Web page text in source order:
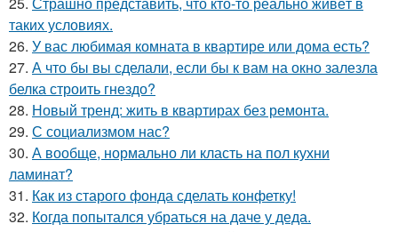
таких условиях.
26. У вас любимая комната в квартире или дома есть?
27. А что бы вы сделали, если бы к вам на окно залезла
белка строить гнездо?
28. Новый тренд: жить в квартирах без ремонта.
29. С социализмом нас?
30. А вообще, нормально ли класть на пол кухни
ламинат?
31. Как из старого фонда сделать конфетку!
32. Когда попытался убраться на даче у деда.